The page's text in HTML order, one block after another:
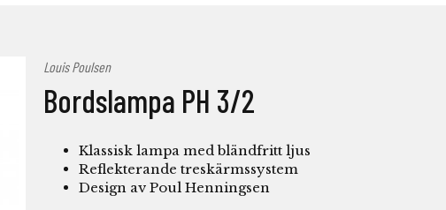
Louis Poulsen
Bordslampa PH 3/2
Klassisk lampa med bländfritt ljus
Reflekterande treskärmssystem
Design av Poul Henningsen